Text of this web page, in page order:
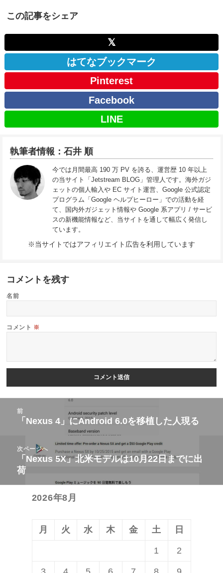
この記事をシェア
𝕏
はてなブックマーク
Pinterest
Facebook
LINE
執筆者情報：石井 順
今では月間最高 190 万 PV を誇る、運営歴 10 年以上
の当サイト「Jetstream BLOG」管理人です。海外ガジ
ェットの個人輸入や EC サイト運営、Google 公式認定
プログラム「Google ヘルプヒーロー」での活動を経
て、国内外ガジェット情報や Google 系アプリ / サービ
スの新機能情報など、当サイトを通して幅広く発信し
ています。
※当サイトではアフィリエイト広告を利用しています
コメントを残す
名前
コメント ※
前
前
投
稿:
「Nexus 4」にAndroid 6.0を移植した人現る
次ページへ
次
の
投
「Nexus 5X」北米モデルは10月22日までに出
荷
2026年8月
月 火 水 木 金 土 日
1 2